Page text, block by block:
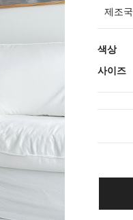
제조국
색상
사이즈